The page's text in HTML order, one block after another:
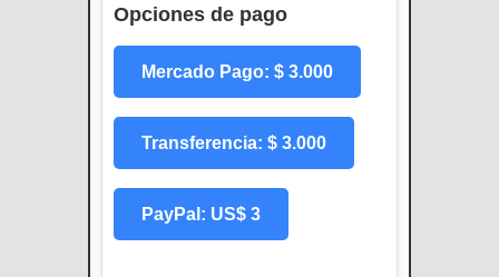
Opciones de pago
Mercado Pago: $ 3.000
Transferencia: $ 3.000
PayPal: US$ 3